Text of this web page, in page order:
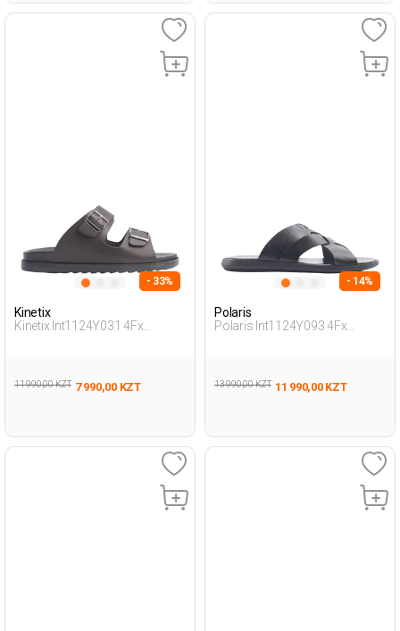
- 33%
Kinetix
Kinetix Int1124Y031 4Fx
11 990,00 KZT 7 990,00 KZT
- 14%
Polaris
Polaris Int1124Y093 4Fx
13 990,00 KZT 11 990,00 KZT